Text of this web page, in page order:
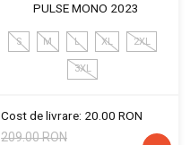
PULSE MONO 2023
S M L XL 2XL
3XL
Cost de livrare: 20.00 RON
209.00 RON